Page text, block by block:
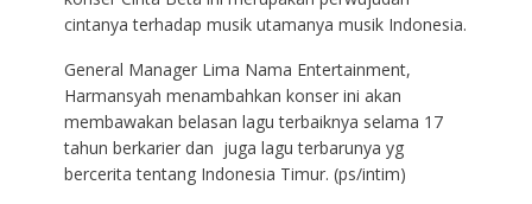
cintanya terhadap musik utamanya musik Indonesia.
General Manager Lima Nama Entertainment,
Harmansyah menambahkan konser ini akan
membawakan belasan lagu terbaiknya selama 17
tahun berkarier dan juga lagu terbarunya yg
bercerita tentang Indonesia Timur. (ps/intim)